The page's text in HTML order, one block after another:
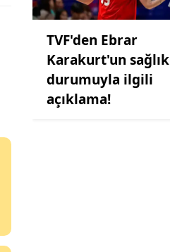
TVF'den Ebrar
Karakurt'un sağlık
durumuyla ilgili
açıklama!